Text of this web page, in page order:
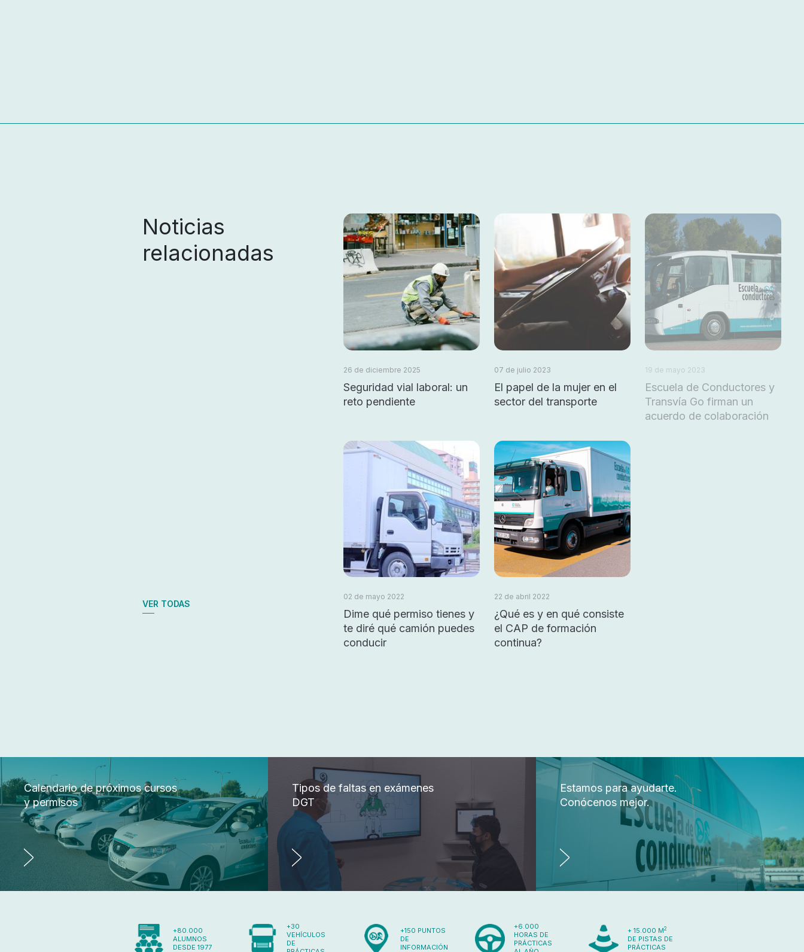
Noticias
relacionadas
VER TODAS
26 de diciembre 2025
Seguridad vial laboral: un
reto pendiente
07 de julio 2023
El papel de la mujer en el
sector del transporte
19 de mayo 2023
Escuela de Conductores y
Transvía Go firman un
acuerdo de colaboración
02 de mayo 2022
Dime qué permiso tienes y
te diré qué camión puedes
conducir
22 de abril 2022
¿Qué es y en qué consiste
el CAP de formación
continua?
Calendario de próximos cursos
y permisos
Tipos de faltas en exámenes
DGT
Estamos para ayudarte.
Conócenos mejor.
+80.000
ALUMNOS
DESDE 1977
+30
VEHÍCULOS
DE
+150 PUNTOS
DE
INFORMACIÓN
+6.000
HORAS DE
PRÁCTICAS
+ 15.000 M2
DE PISTAS DE
PRÁCTICAS